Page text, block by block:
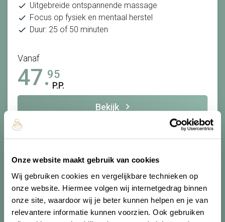
Onze website maakt gebruik van cookies
Wij gebruiken cookies en vergelijkbare technieken op
onze website. Hiermee volgen wij internetgedrag binnen
onze site, waardoor wij je beter kunnen helpen en je van
relevantere informatie kunnen voorzien. Ook gebruiken
Uitgebreide ontspannende massage
Focus op fysiek en mentaal herstel
Duur: 25 of 50 minuten
Vanaf
47.95
P.P.
Bekijk
Ontspanningsmassage